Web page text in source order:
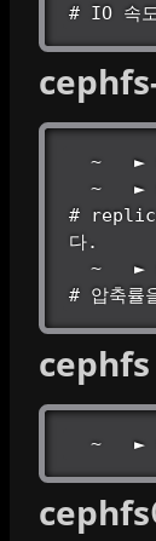
# IO 속
#
다.
# 압축률
cephfs
~